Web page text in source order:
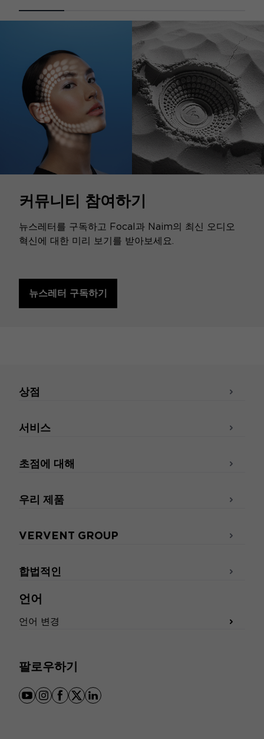
커뮤니티 참여하기
뉴스레터를 구독하고 Focal과 Naim의 최신 오디오
혁신에 대한 미리 보기를 받아보세요.
뉴스레터 구독하기
언어
언어 변경
팔로우하기
youtube
instagram
facebook
x linkedin
상점
서비스
초점에 대해
우리 제품
VERVENT GROUP
합법적인